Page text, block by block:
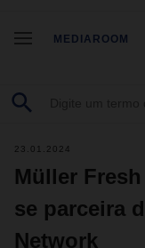
MEDIAROOM
23.01.2024
Müller
se parceira
Network